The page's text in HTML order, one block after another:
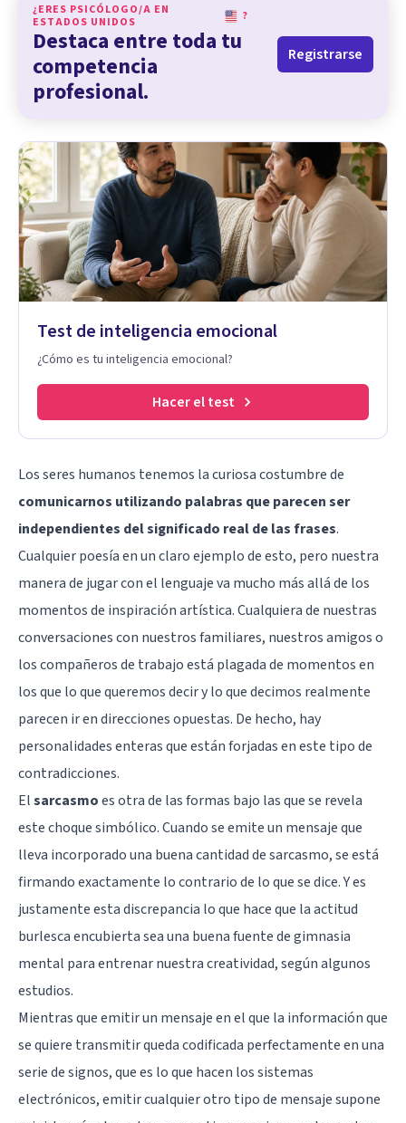
¿ERES PSICÓLOGO/A EN
ESTADOS UNIDOS
?
Destaca entre toda tu
competencia
profesional.
Registrarse
Test de inteligencia emocional
¿Cómo es tu inteligencia emocional?
Hacer el test
Los seres humanos tenemos la curiosa costumbre de
comunicarnos utilizando palabras que parecen ser
independientes del significado real de las frases.
Cualquier poesía en un claro ejemplo de esto, pero nuestra
manera de jugar con el lenguaje va mucho más allá de los
momentos de inspiración artística. Cualquiera de nuestras
conversaciones con nuestros familiares, nuestros amigos o
los compañeros de trabajo está plagada de momentos en
los que lo que queremos decir y lo que decimos realmente
parecen ir en direcciones opuestas. De hecho, hay
personalidades enteras que están forjadas en este tipo de
contradicciones.
Elsarcasmoes otra de las formas bajo las que se revela
este choque simbólico. Cuando se emite un mensaje que
lleva incorporado una buena cantidad de sarcasmo, se está
firmando exactamente lo contrario de lo que se dice. Y es
justamente esta discrepancia lo que hace que la actitud
burlesca encubierta sea una buena fuente de gimnasia
mental paraentrenar nuestra creatividad, según algunos
estudios.
Mientras que emitir un mensaje en el que la información que
se quiere transmitir queda codificada perfectamente en una
serie de signos, que es lo que hacen los sistemas
electrónicos, emitir cualquier otro tipo de mensaje supone